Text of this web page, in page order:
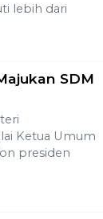
lebih dari
SDM
Ketua Umum
presiden